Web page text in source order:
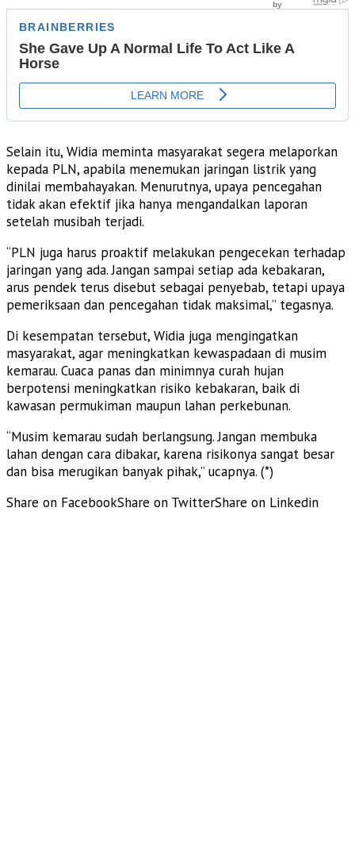
Selain itu, Widia meminta masyarakat segera melaporkan
kepada PLN, apabila menemukan jaringan listrik yang
dinilai membahayakan. Menurutnya, upaya pencegahan
tidak akan efektif jika hanya mengandalkan laporan
setelah musibah terjadi.
“PLN juga harus proaktif melakukan pengecekan terhadap
jaringan yang ada. Jangan sampai setiap ada kebakaran,
arus pendek terus disebut sebagai penyebab, tetapi upaya
pemeriksaan dan pencegahan tidak maksimal,” tegasnya.
Di kesempatan tersebut, Widia juga mengingatkan
masyarakat, agar meningkatkan kewaspadaan di musim
kemarau. Cuaca panas dan minimnya curah hujan
berpotensi meningkatkan risiko kebakaran, baik di
kawasan permukiman maupun lahan perkebunan.
“Musim kemarau sudah berlangsung. Jangan membuka
lahan dengan cara dibakar, karena risikonya sangat besar
dan bisa merugikan banyak pihak,” ucapnya. (*)
Share on FacebookShare on TwitterShare on Linkedin